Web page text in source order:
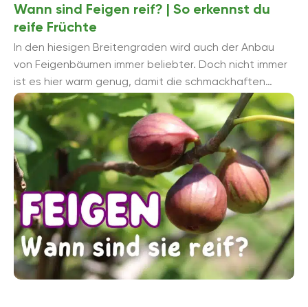
Wann sind Feigen reif? | So erkennst du
reife Früchte
In den hiesigen Breitengraden wird auch der Anbau
von Feigenbäumen immer beliebter. Doch nicht immer
ist es hier warm genug, damit die schmackhaften
Feigen auch reif werden. Um die ...